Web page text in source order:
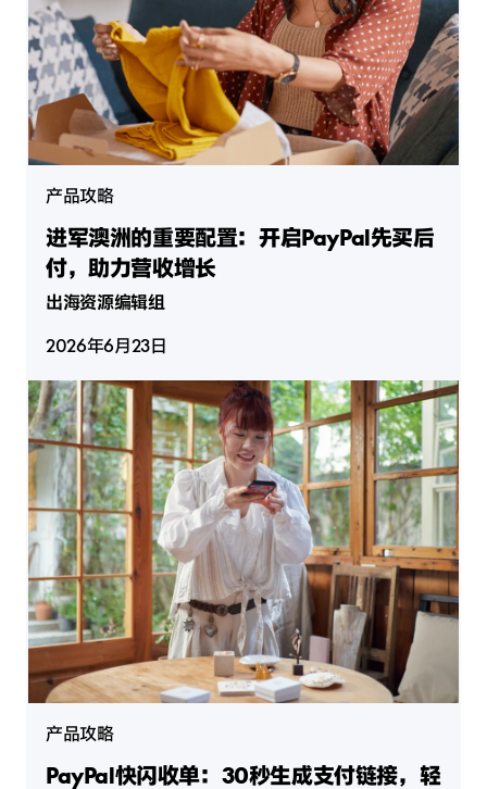
产品攻略
进军澳洲的重要配置：开启PayPal先买后
付，助力营收增长
出海资源编辑组
2026年6月23日
产品攻略
PayPal快闪收单：30秒生成支付链接，轻